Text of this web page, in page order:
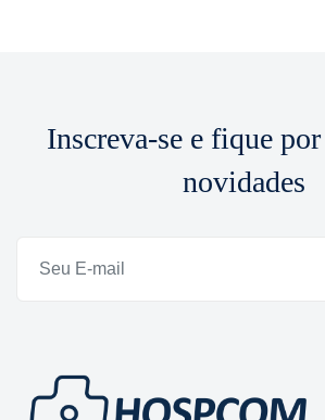
Inscreva-se e fique
novidades